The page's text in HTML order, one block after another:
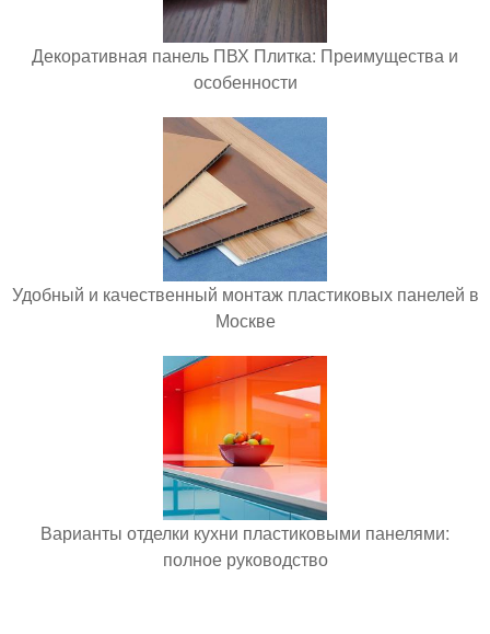
Декоративная панель ПВХ Плитка: Преимущества и
особенности
Удобный и качественный монтаж пластиковых панелей в
Москве
Варианты отделки кухни пластиковыми панелями:
полное руководство